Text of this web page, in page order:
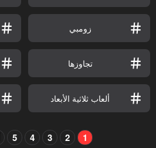
زومبي
تجاوزها
ألعاب ثلاثية الأبعاد
1
2
3
4
5